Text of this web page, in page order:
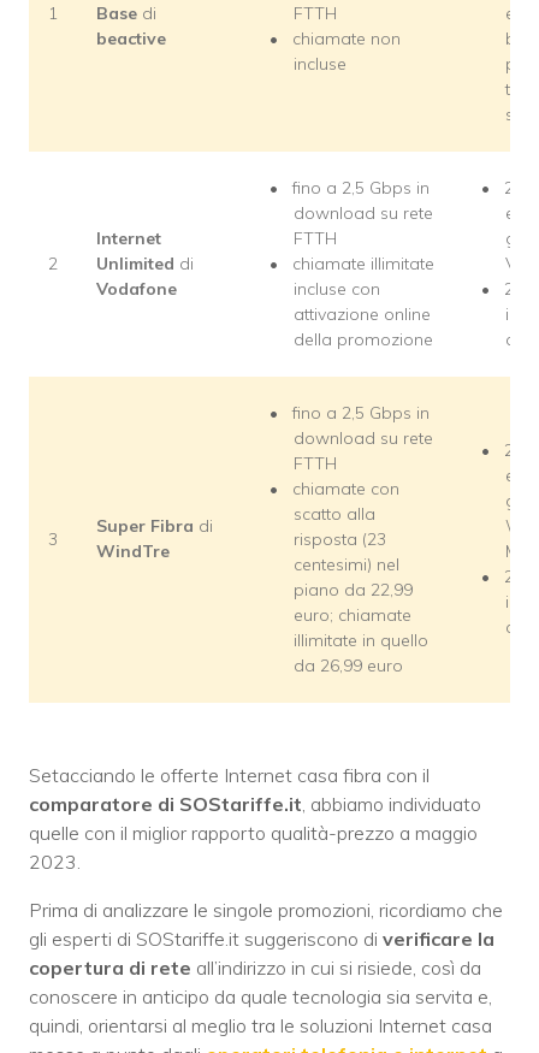
1
Base di
beactive
FTTH
chiamate non
incluse
2
Internet
Unlimited di
Vodafone
fino a 2,5 Gbps in
download su rete
FTTH
chiamate illimitate
incluse con
attivazione online
della promozione
già
i
3
Super Fibra di
WindTre
fino a 2,5 Gbps in
download su rete
FTTH
chiamate con
scatto alla
risposta (23
centesimi) nel
piano da 22,99
euro; chiamate
illimitate in quello
da 26,99 euro
già
i
Setacciando le offerte Internet casa fibra con il
comparatore di SOStariffe.it , abbiamo individuato
quelle con il miglior rapporto qualità-prezzo a maggio
2023.
Prima di analizzare le singole promozioni, ricordiamo che
gli esperti di SOStariffe.it suggeriscono di verificare la
copertura di rete all’indirizzo in cui si risiede, così da
conoscere in anticipo da quale tecnologia sia servita e,
quindi, orientarsi al meglio tra le soluzioni Internet casa